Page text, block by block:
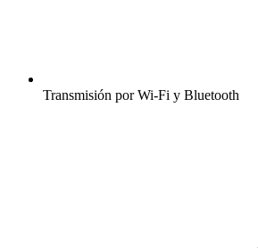
Transmisión por Wi-Fi y Bluetooth